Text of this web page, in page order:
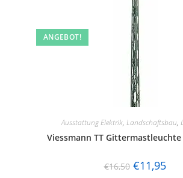
ANGEBOT!
Ausstattung Elektrik, Landschaftsbau,
Viessmann TT
€16,50 €11,95